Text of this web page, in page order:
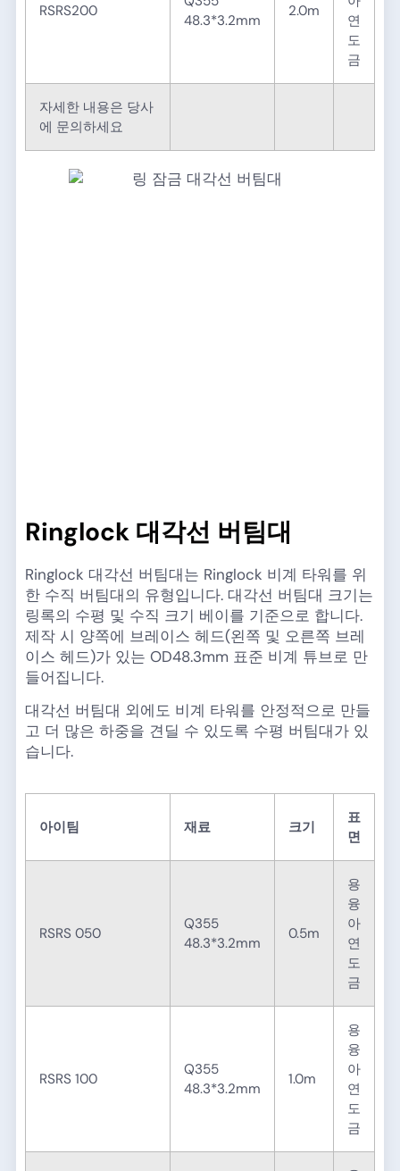
RSRS200
48.3*3.2mm
2.0m
연
도
금
자세한 내용은 당사
에 문의하세요​
Ringlock 대각선 버팀대
Ringlock 대각선 버팀대는 Ringlock 비계 타워를 위
한 수직 버팀대의 유형입니다. 대각선 버팀대 크기는
링록의 수평 및 수직 크기 베이를 기준으로 합니다.
제작 시 양쪽에 브레이스 헤드(왼쪽 및 오른쪽 브레
이스 헤드)가 있는 OD48.3mm 표준 비계 튜브로 만
들어집니다.
대각선 버팀대 외에도 비계 타워를 안정적으로 만들
고 더 많은 하중을 견딜 수 있도록 수평 버팀대가 있
습니다.
아이팀 재료 크기
표
면
RSRS 050
Q355
48.3*3.2mm
0.5m
용
융
아
연
도
금
RSRS 100
Q355
48.3*3.2mm
1.0m
용
융
아
연
도
금